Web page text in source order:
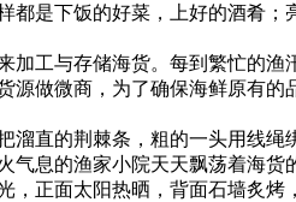
是下饭的好菜，上好的酒肴
工与存储海货。每到繁忙的
做微商，为了确保海鲜原有
直的荆棘条，粗的一头用线
息的渔家小院天天飘荡着海
正面太阳热晒，背面石墙炙